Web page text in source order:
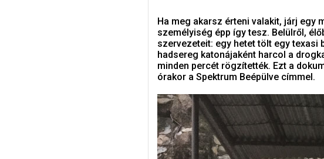
Ha meg akarsz érteni valakit, járj egy
személyiség épp így tesz. Belülről,
szervezeteit: egy hetet tölt egy texasi
hadsereg katonájaként harcol a
minden percét rögzítették. Ezt a
órakor a Spektrum Beépülve címmel.